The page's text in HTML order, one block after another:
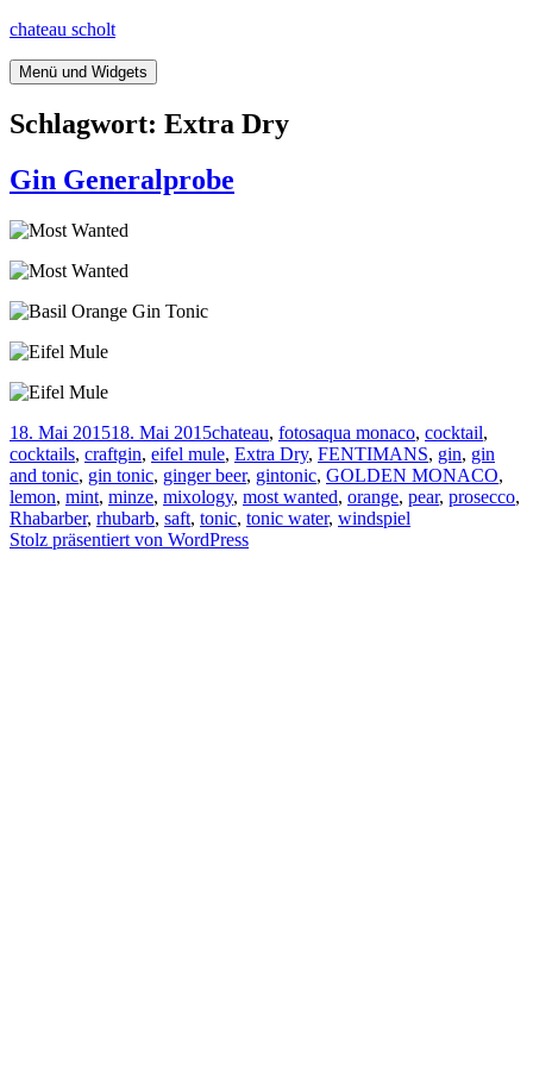
Springe
Inhalt
chateau scholt
Menü und Widgets
Schlagwort: Extra Dry
Gin Generalprobe
Veröffentlicht
am
18. Mai 201518. Mai 2015Kategorien
chateau, fotosTags
aqua monaco, cocktail,
cocktails, craftgin, eifel mule, Extra Dry, FENTIMANS, gin, gin
and tonic, gin tonic, ginger beer, gintonic, GOLDEN MONACO,
lemon, mint, minze, mixology, most wanted, orange, pear, prosecco,
Rhabarber, rhubarb, saft, tonic, tonic water, windspiel
Stolz präsentiert von WordPress